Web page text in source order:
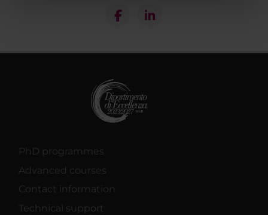
pubblicità e social media, i quali potrebbero combinarle
PhD programmes
Advanced courses
Contact information
Technical support